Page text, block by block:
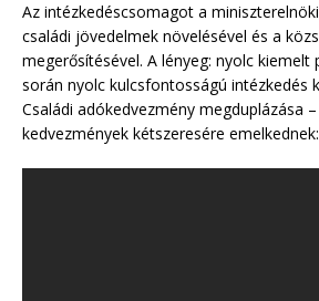
Az intézkedéscsomagot a
családi jövedelmek növelésével és a
megerősítésével. A lényeg: nyolc kiemelt
során nyolc kulcsfontosságú intézkedés
Családi adókedvezmény megduplázása
kedvezmények kétszeresére emelkednek: